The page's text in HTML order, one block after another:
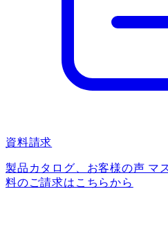
資料請求
製品カタログ、お客様の声 マ
料のご請求はこちらから